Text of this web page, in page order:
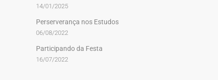
14/01/2025
Perserverança nos Estudos
06/08/2022
Participando da Festa
16/07/2022